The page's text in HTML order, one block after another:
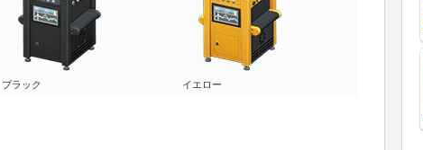
ブラック イエロー